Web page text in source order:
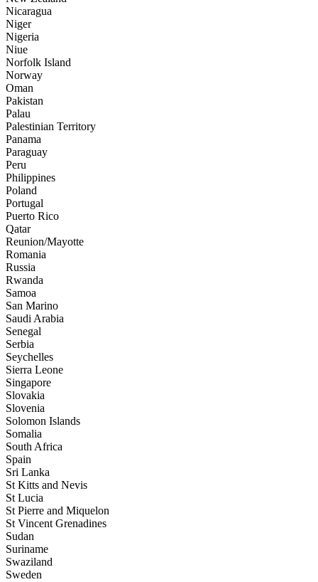
Nicaragua
Niger
Nigeria
Niue
Norfolk Island
Norway
Oman
Pakistan
Palau
Palestinian Territory
Panama
Paraguay
Peru
Philippines
Poland
Portugal
Puerto Rico
Qatar
Reunion/Mayotte
Romania
Russia
Rwanda
Samoa
San Marino
Saudi Arabia
Senegal
Serbia
Seychelles
Sierra Leone
Singapore
Slovakia
Slovenia
Solomon Islands
Somalia
South Africa
Spain
Sri Lanka
St Kitts and Nevis
St Lucia
St Pierre and Miquelon
St Vincent Grenadines
Sudan
Suriname
Swaziland
Sweden